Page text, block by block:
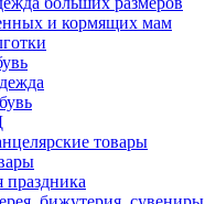
и кормящих мам
товары
праздника